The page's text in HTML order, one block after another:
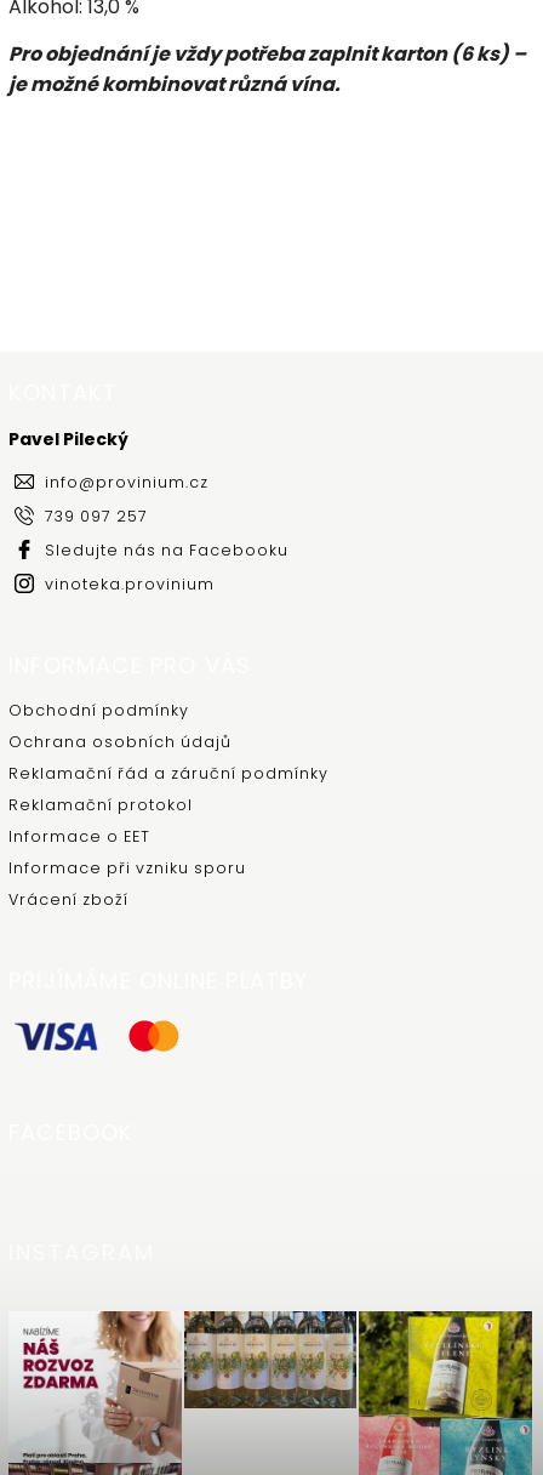
Alkohol: 13,0 %
Pro objednání je vždy potřeba zaplnit karton (6 ks) –
je možné kombinovat různá vína.
Pavel Pilecký
info@provinium.cz
739 097 257
Sledujte nás na Facebooku
vinoteka.provinium
Obchodní podmínky
Ochrana osobních údajů
Reklamační řád a záruční podmínky
Reklamační protokol
Informace o EET
Informace při vzniku sporu
Vrácení zboží